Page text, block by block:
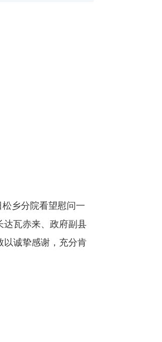
乡分院看望慰问一
达瓦赤来、政府副县
以诚挚感谢，充分肯